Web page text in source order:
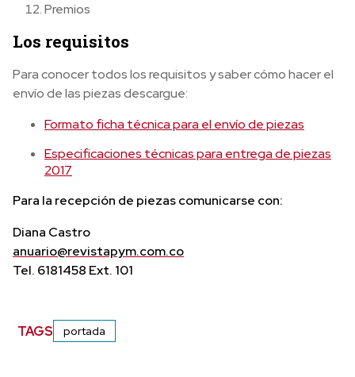
Premios
Los requisitos
Para conocer todos los requisitos y saber cómo hacer el
envío de las piezas descargue:
Formato ficha técnica para el envío de piezas
Especificaciones técnicas para entrega de piezas
2017
Para la recepción de piezas comunicarse con:
Diana Castro
anuario@revistapym.com.co
Tel. 6181458 Ext. 101
TAGS portada